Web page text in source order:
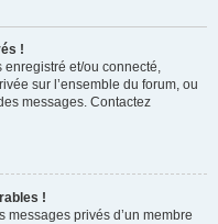
!
enregistré et/ou connecté,
sur l’ensemble du forum, ou
messages. Contactez
!
privés d’un membre